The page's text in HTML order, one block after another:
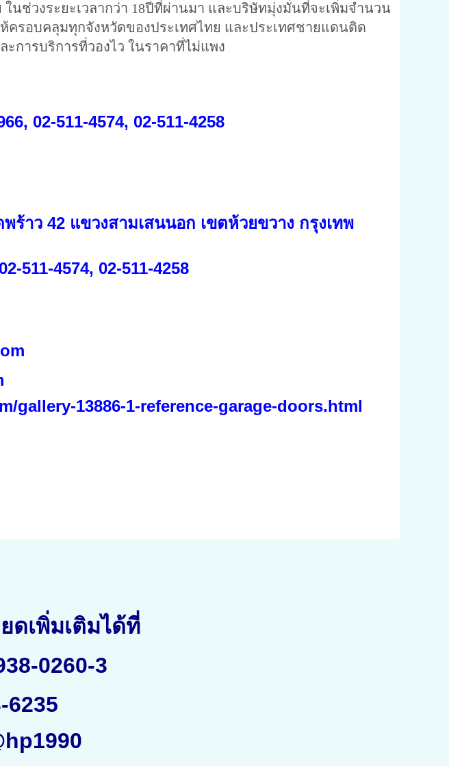
นช่วงระยะเวลากว่า 18ปีที่ผ่านมา และบริษัทมุ่งมั่นที่จะเพิ่มจำนวน
ครอบคลุมทุกจังหวัดของประเทศไทย และประเทศชายแดนติด
การบริการที่วองไว ในราคาที่ไม่แพง
02-511-4574, 02-511-4258
ร้าว 42 แขวงสามเสนนอก เขตห้วยขวาง กรุงเทพ
02-511-4574, 02-511-4258
gallery-13886-1-reference-garage-doors.html
ดเพิ่มเติมได้ที่
0260-3
6235